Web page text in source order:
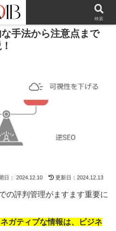
手法から注意点まで
日： 2024.12.10 更新日：2024.12.13
の評判管理がますます重要に
ガティブな情報は、ビジネ
検索